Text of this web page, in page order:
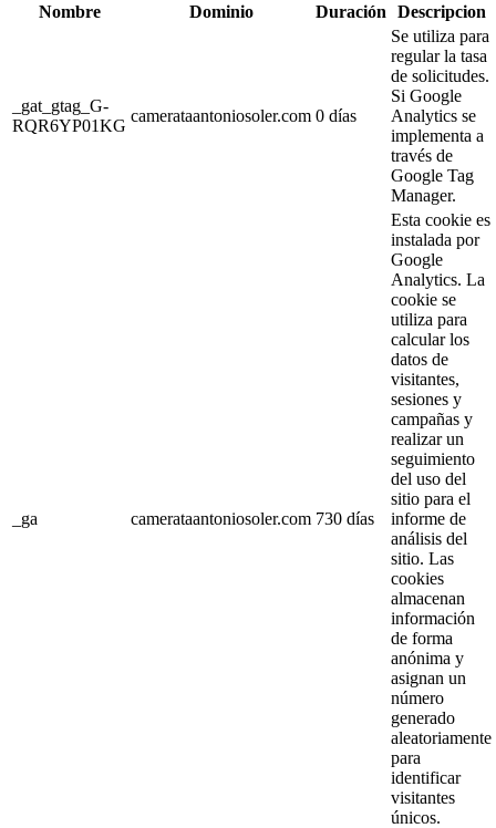
Nombre Dominio Duración Descripcion
_gat_gtag_G-
RQR6YP01KG
camerataantoniosoler.com 0 días
Se utiliza para
regular la tasa
de solicitudes.
Si Google
Analytics se
implementa a
través de
Google Tag
Manager.
_ga camerataantoniosoler.com 730 días
Esta cookie es
instalada por
Google
Analytics. La
cookie se
utiliza para
calcular los
datos de
visitantes,
sesiones y
campañas y
realizar un
seguimiento
del uso del
sitio para el
informe de
análisis del
sitio. Las
cookies
almacenan
información
de forma
anónima y
asignan un
número
generado
aleatoriamente
para
identificar
visitantes
únicos.